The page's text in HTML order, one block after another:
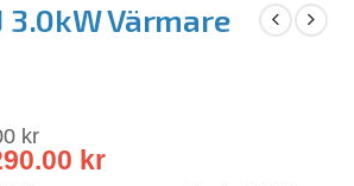
3.0kW Värmare
kr
kr